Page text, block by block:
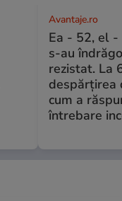
Avantaje.ro
Ea - 52, el -
s-au
rezistat. La
despărțirea
cum a
întrebare